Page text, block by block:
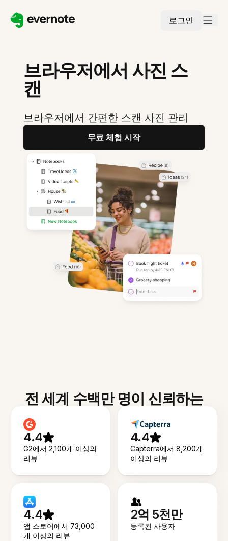
로그인
브라우저에서 사진 스
캔
브라우저에서 간편한 스캔 사진 관리
무료 체험 시작
전 세계 수백만 명이 신뢰하는
4.4
G2에서 2,100개 이상의
리뷰
4.4
Capterra에서 8,200개
이상의 리뷰
4.4
앱 스토어에서 73,000
개 이상의 리뷰
2억 5천만
등록된 사용자